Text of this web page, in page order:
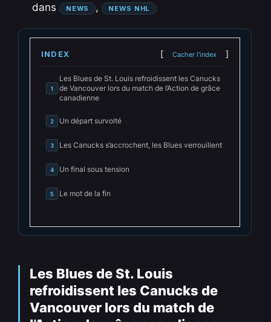
dans NEWS , NEWS NHL
INDEX Cacher l'index
1
Les Blues de St. Louis refroidissent les Canucks
de Vancouver lors du match de l’Action de grâce
canadienne
2 Un départ survolté
3 Les Canucks s’accrochent, les Blues verrouillent
4 Un final sous tension
5 Le mot de la fin
Les Blues de St. Louis
refroidissent les Canucks de
Vancouver lors du match de